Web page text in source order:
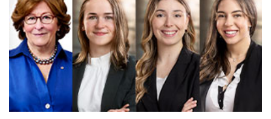
Carrière
Archives
CARRIÈRE
ET
EMPLOIS